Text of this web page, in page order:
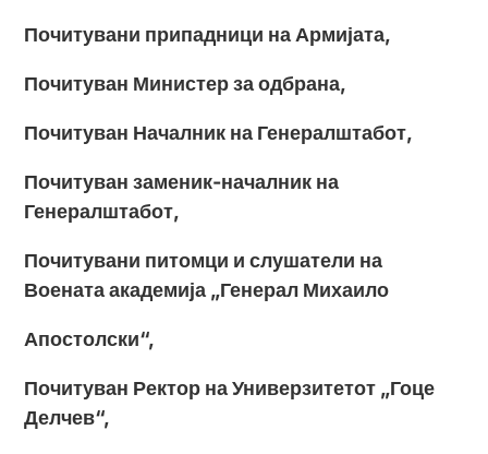
Почитувани припадници на Армијата,
Почитуван Министер за одбрана,
Почитуван Началник на Генералштабот,
Почитуван заменик-началник на
Генералштабот,
Почитувани питомци и слушатели на
Воената академија „Генерал Михаило
Апостолски“,
Почитуван Ректор на Универзитетот „Гоце
Делчев“,